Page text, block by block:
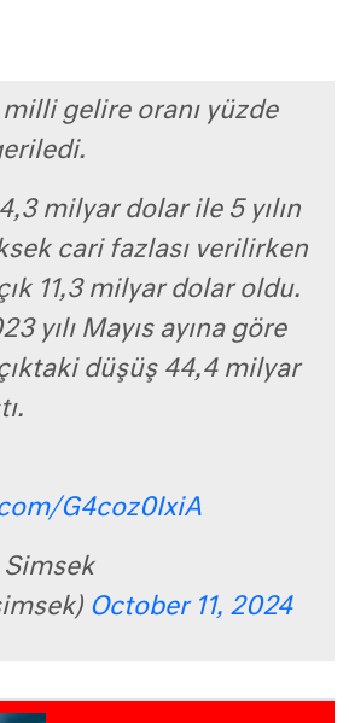
milli gelire oranı yüzde
milyar dolar ile 5 yılın
cari fazlası verilirken
11,3 milyar dolar oldu.
yılı Mayıs ayına göre
düşüş 44,4 milyar
G4coz0IxiA
October 11, 2024